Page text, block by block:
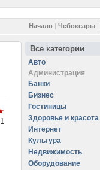
Начало | Чебоксары |
Все категории
Авто
Администрация
Банки
Бизнес
Гостиницы
Здоровье и красота
Интернет
Культура
Недвижимость
Оборудование